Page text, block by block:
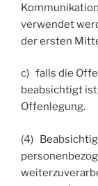
verwendet
der ersten
c) falls die
beabsichtigt
Offenlegung.
(4)